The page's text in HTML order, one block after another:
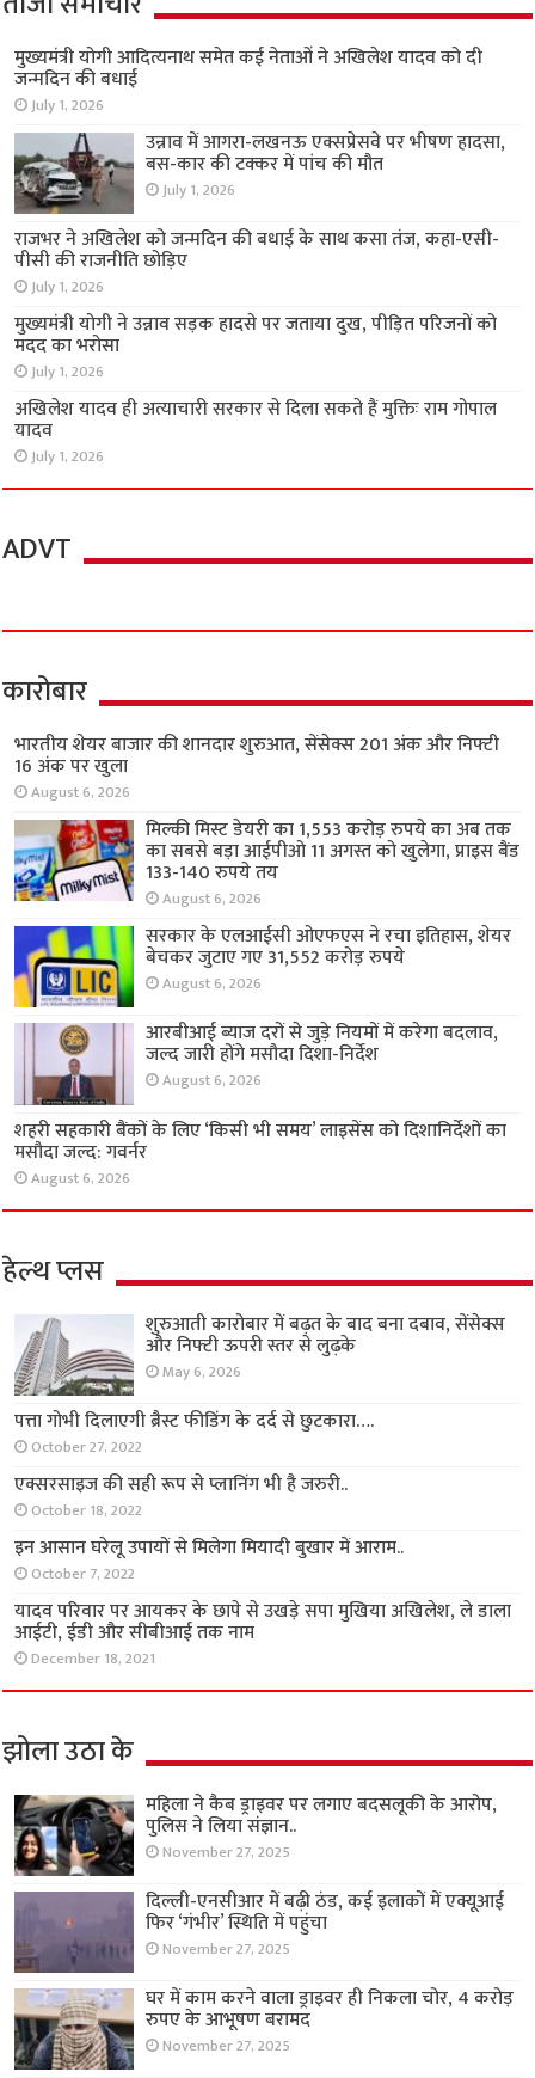
मुख्यमंत्री योगी आदित्यनाथ समेत कई नेताओं ने अखिलेश यादव को दी
जन्मदिन की बधाई
July 1, 2026
उन्नाव में आगरा-लखनऊ एक्सप्रेसवे पर भीषण हादसा,
बस-कार की टक्कर में पांच की मौत
July 1, 2026
राजभर ने अखिलेश को जन्मदिन की बधाई के साथ कसा तंज, कहा-एसी-
पीसी की राजनीति छोड़िए
July 1, 2026
मुख्यमंत्री योगी ने उन्नाव सड़क हादसे पर जताया दुख, पीड़ित परिजनों को
मदद का भरोसा
July 1, 2026
अखिलेश यादव ही अत्याचारी सरकार से दिला सकते हैं मुक्तिः राम गोपाल
यादव
July 1, 2026
ADVT
कारोबार
भारतीय शेयर बाजार की शानदार शुरुआत, सेंसेक्स 201 अंक और निफ्टी
16 अंक पर खुला
August 6, 2026
मिल्की मिस्ट डेयरी का 1,553 करोड़ रुपये का अब तक
का सबसे बड़ा आईपीओ 11 अगस्त को खुलेगा, प्राइस बैंड
133-140 रुपये तय
August 6, 2026
सरकार के एलआईसी ओएफएस ने रचा इतिहास, शेयर
बेचकर जुटाए गए 31,552 करोड़ रुपये
August 6, 2026
आरबीआई ब्याज दरों से जुड़े नियमों में करेगा बदलाव,
जल्द जारी होंगे मसौदा दिशा-निर्देश
August 6, 2026
शहरी सहकारी बैंकों के लिए ‘किसी भी समय’ लाइसेंस को दिशानिर्देशों का
मसौदा जल्द: गवर्नर
August 6, 2026
हेल्थ प्लस
शुरुआती कारोबार में बढ़त के बाद बना दबाव, सेंसेक्स
और निफ्टी ऊपरी स्तर से लुढ़के
May 6, 2026
पत्ता गोभी दिलाएगी ब्रैस्ट फीडिंग के दर्द से छुटकारा….
October 27, 2022
एक्सरसाइज की सही रूप से प्लानिंग भी है जरुरी..
October 18, 2022
इन आसान घरेलू उपायों से मिलेगा मियादी बुखार में आराम..
October 7, 2022
यादव परिवार पर आयकर के छापे से उखड़े सपा मुखिया अखिलेश, ले डाला
आईटी, ईडी और सीबीआई तक नाम
December 18, 2021
झोला उठा के
महिला ने कैब ड्राइवर पर लगाए बदसलूकी के आरोप,
पुलिस ने लिया संज्ञान..
November 27, 2025
दिल्ली-एनसीआर में बढ़ी ठंड, कई इलाकों में एक्यूआई
फिर ‘गंभीर’ स्थिति में पहुंचा
November 27, 2025
घर में काम करने वाला ड्राइवर ही निकला चोर, 4 करोड़
रुपए के आभूषण बरामद
November 27, 2025